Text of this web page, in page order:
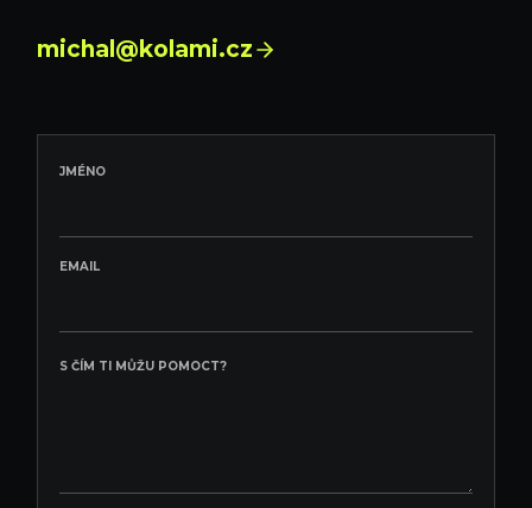
michal@kolami.cz
JMÉNO
EMAIL
S ČÍM TI MŮŽU POMOCT?